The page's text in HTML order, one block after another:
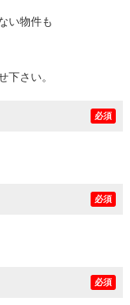
い物件も
下さい。
必須
必須
必須